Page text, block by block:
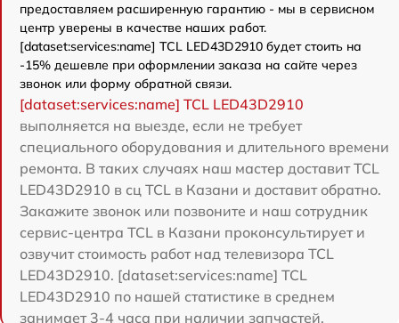
предоставляем расширенную гарантию - мы в сервисном
центр уверены в качестве наших работ.
[dataset:services:name] TCL LED43D2910 будет стоить на
-15% дешевле при оформлении заказа на сайте через
звонок или форму обратной связи.
[dataset:services:name] TCL LED43D2910
выполняется на выезде, если не требует
специального оборудования и длительного времени
ремонта. В таких случаях наш мастер доставит TCL
LED43D2910 в сц TCL в Казани и доставит обратно.
Закажите звонок или позвоните и наш сотрудник
сервис-центра TCL в Казани проконсультирует и
озвучит стоимость работ над телевизора TCL
LED43D2910. [dataset:services:name] TCL
LED43D2910 по нашей статистике в среднем
занимает 3-4 часа при наличии запчастей.